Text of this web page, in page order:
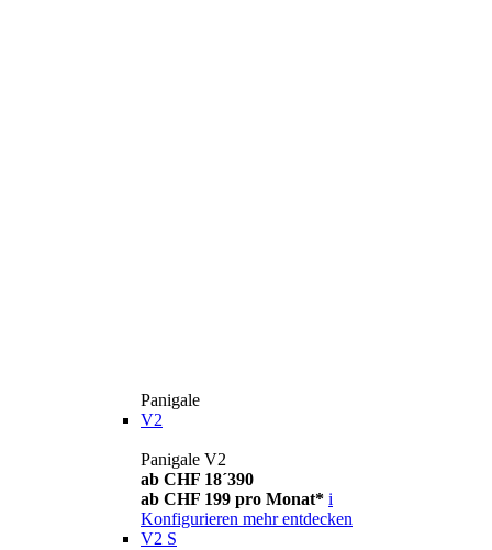
Panigale
V2
Panigale V2
ab CHF 18´390
ab CHF 199 pro Monat* i
Konfigurieren mehr entdecken
V2 S